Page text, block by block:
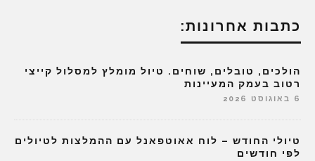
כתבות אחרונות:
הולכים, טובלים, שוחים. טיול מומלץ למסלול קייצי
רטוב בעמק המעיינות
6 באוגוסט 2026
טיולי החודש – לוח אאוטפאנל עם ההמלצות לטיולים
לפי חודשים